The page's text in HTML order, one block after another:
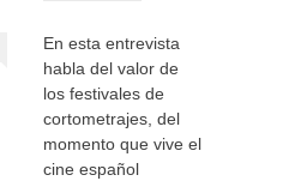
En esta entrevista
habla del valor de
los festivales de
cortometrajes, del
momento que vive el
cine español